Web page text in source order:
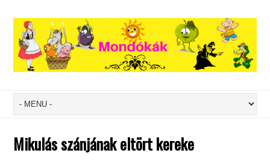
Mikulás szánjának eltört kereke